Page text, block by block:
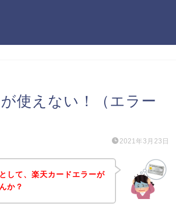
使えない！（エラー
2021年3月23日
して、楽天カードエラーが
か？